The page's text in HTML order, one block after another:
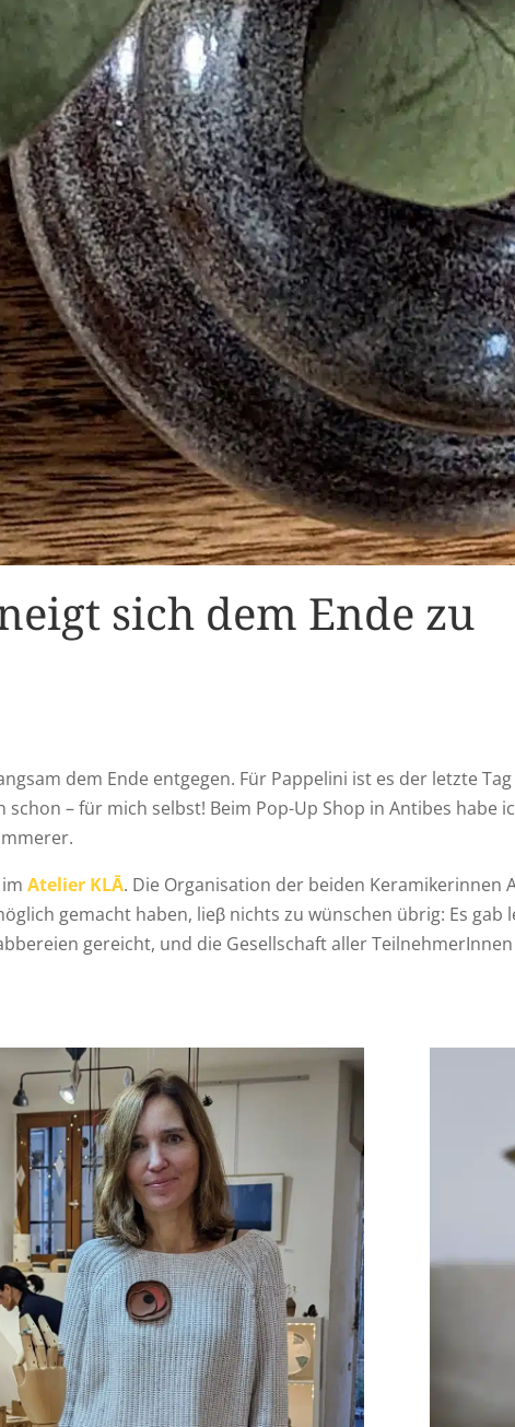
sich dem Ende zu
dem Ende entgegen. Für Pappelini ist es der letzte
schon – für mich selbst! Beim Pop-Up Shop in Antibes habe
imAtelier KLĀ. Die Organisation der beiden Keramikerinnen
gemacht haben, lieβ nichts zu wünschen übrig: Es
gereicht, und die Gesellschaft aller